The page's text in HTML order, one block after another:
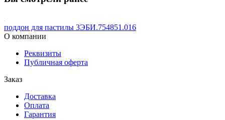
поддон для пастилы 3ЭБИ.754851.016
О компании
Реквизиты
Публичная оферта
Заказ
Доставка
Оплата
Гарантия